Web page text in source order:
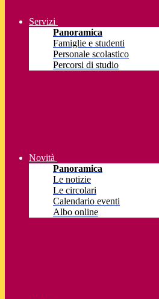
Servizi
Panoramica
Famiglie e studenti
Personale scolastico
Percorsi di studio
Novità
Panoramica
Le notizie
Le circolari
Calendario eventi
Albo online